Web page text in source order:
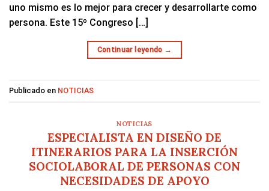
uno mismo es lo mejor para crecer y desarrollarte como
persona. Este 15º Congreso […]
Continuar leyendo →
Publicado en NOTICIAS
NOTICIAS
ESPECIALISTA EN DISEÑO DE
ITINERARIOS PARA LA INSERCIÓN
SOCIOLABORAL DE PERSONAS CON
NECESIDADES DE APOYO